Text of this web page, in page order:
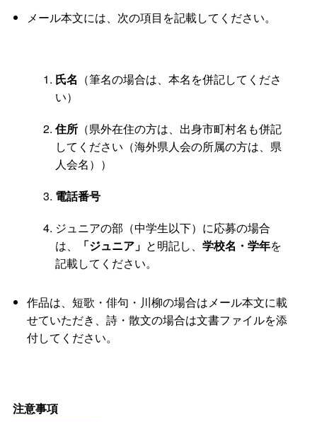
メール本文には、次の項目を記載してください。
氏名 （筆名の場合は、本名を併記してくださ
い）
住所（県外在住の方は、出身市町村名も併記
してください（海外県人会の所属の方は、県
人会名））
電話番号
ジュニアの部（中学生以下）に応募の場合
は、
「ジュニア」 と明記し、 学校名・学年を
記載してください。
作品は、短歌・俳句・川柳の場合はメール本文に載
せていただき、詩・散文の場合は文書ファイルを添
付してください。
注意事項